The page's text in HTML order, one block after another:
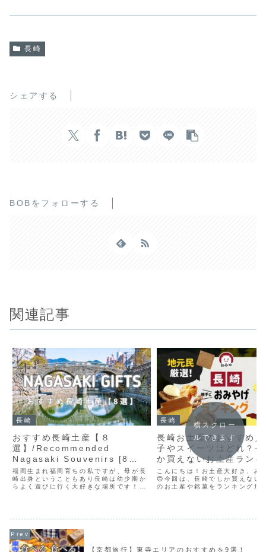
長崎
シェアする
BOBをフォローする
関連記事
長崎
おすすめ長崎土産【８
選】/Recommended
Nagasaki Souvenirs [8
Selections]
福岡生まれ福岡育ちの私ですが、母が長
崎出身ということもあり長崎は幼少期か
らよく遊びに行く大好きな場所です！そ
長崎
長崎お土産のおすすめ
子やスイーツはどれ？
か買えないお土産ラン
こんにちは！お土産大好き、み
😊今回は、長崎でしか買えない
のお土産や銘菓をランキング形
横スクロー
ルできます
【京都旅行】東寺エリアのおすすめを9選！